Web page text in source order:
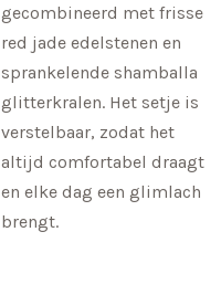
gecombineerd met frisse
red jade edelstenen en
sprankelende shamballa
glitterkralen. Het setje is
verstelbaar, zodat het
altijd comfortabel draagt
en elke dag een glimlach
brengt.